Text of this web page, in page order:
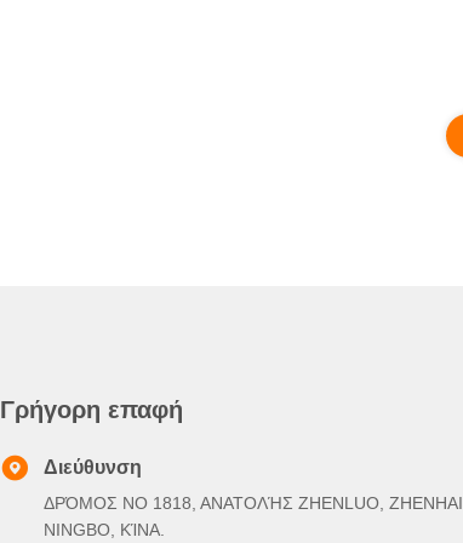
Γρήγορη επαφή
Διεύθυνση
ΔΡΌΜΟΣ ΝΟ 1818, ΑΝΑΤΟΛΉΣ ZHENLUO, ZHENHAI,
NINGBO, ΚΊΝΑ.